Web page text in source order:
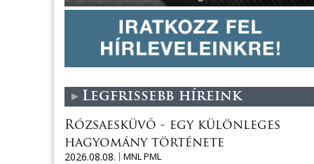
Legfrissebb híreink
Rózsaesküvő - egy különleges
hagyomány története
2026.08.08.
MNL PML